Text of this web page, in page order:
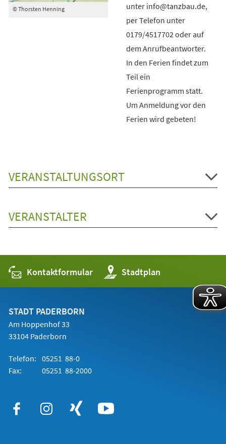
© Thorsten Henning
unter info@tanzbau.de,
per Telefon unter
0179/4517702 oder auf
dem Anrufbeantworter.
In den Ferien findet zum
Teil ein
Ferienprogramm statt.
Um Anmeldung vor den
Ferien wird gebeten!
VERANSTALTUNGSORT
VERANSTALTER
Kontaktformular Stadtplan
(Öffnet
in
einem
STADT PADERBORN
Am Hoppenhof 33
33104 Paderborn
Telefon: 05251 88-0
Fax:
05251 88-2000